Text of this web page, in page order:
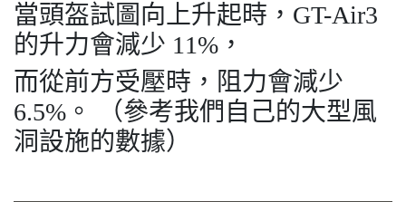
當頭盔試圖向上升起時，GT-Air3
的升力會減少 11%，
而從前方受壓時，阻力會減少
6.5%。 （參考我們自己的大型風
洞設施的數據）